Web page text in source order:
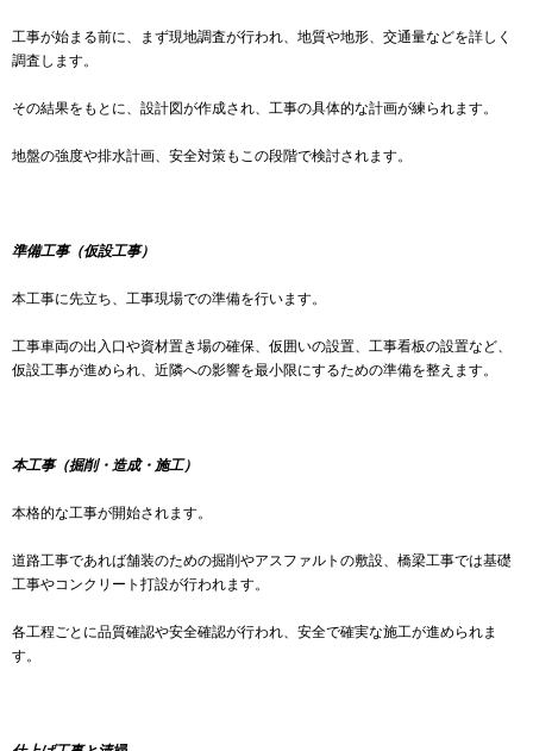
工事が始まる前に、まず現地調査が行われ、地質や地形、交通量などを詳しく
調査します。
その結果をもとに、設計図が作成され、工事の具体的な計画が練られます。
地盤の強度や排水計画、安全対策もこの段階で検討されます。
準備工事（仮設工事）
本工事に先立ち、工事現場での準備を行います。
工事車両の出入口や資材置き場の確保、仮囲いの設置、工事看板の設置など、
仮設工事が進められ、近隣への影響を最小限にするための準備を整えます。
本工事（掘削・造成・施工）
本格的な工事が開始されます。
道路工事であれば舗装のための掘削やアスファルトの敷設、橋梁工事では基礎
工事やコンクリート打設が行われます。
各工程ごとに品質確認や安全確認が行われ、安全で確実な施工が進められま
す。